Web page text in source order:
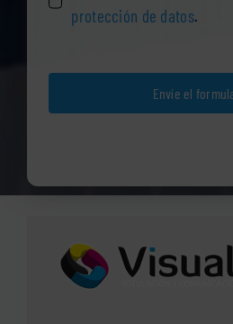
protección de datos.
Envíe el